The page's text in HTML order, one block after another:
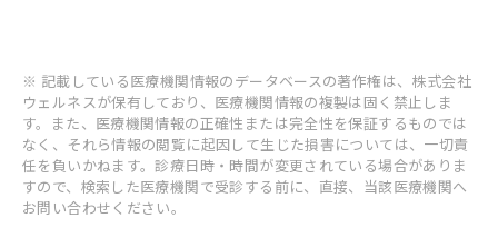
※ 記載している医療機関情報のデータベースの著作権は、株式会社
ウェルネスが保有しており、医療機関情報の複製は固く禁止しま
す。また、医療機関情報の正確性または完全性を保証するものでは
なく、それら情報の閲覧に起因して生じた損害については、一切責
任を負いかねます。診療日時・時間が変更されている場合がありま
すので、検索した医療機関で受診する前に、直接、当該医療機関へ
お問い合わせください。